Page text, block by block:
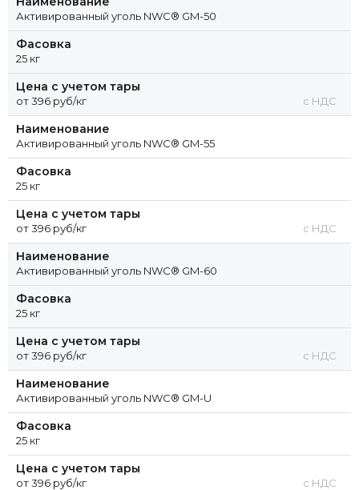
Активированный уголь NWС® GM-50
Фасовка
25 кг
Цена с учетом тары
от 396 руб/кг с НДС
Наименование
Активированный уголь NWC® GM-55
Фасовка
25 кг
Цена с учетом тары
от 396 руб/кг с НДС
Наименование
Активированный уголь NWC® GM-60
Фасовка
25 кг
Цена с учетом тары
от 396 руб/кг с НДС
Наименование
Активированный уголь NWC® GM-U
Фасовка
25 кг
Цена с учетом тары
от 396 руб/кг с НДС